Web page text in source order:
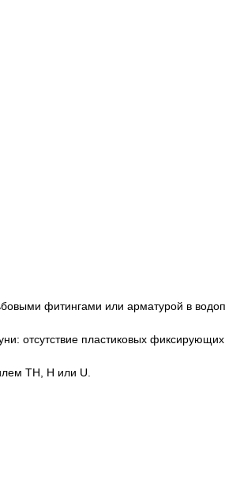
фитингами или арматурой в
отсутствие пластиковых
TH, H или U.